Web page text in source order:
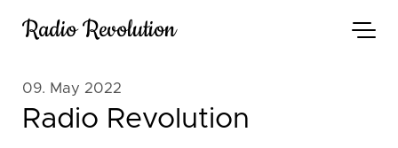
Radio Revolution
09. May 2022
Radio Revolution